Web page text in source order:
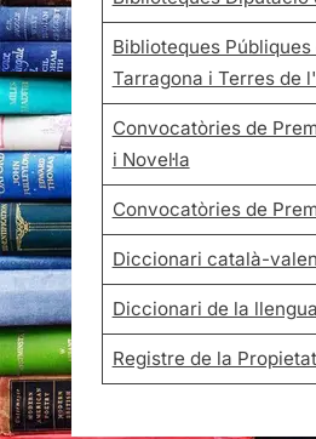
Biblioteques Públiques
Tarragona i Terres de
Convocatòries de
i Novel·la
Convocatòries de
Diccionari català-
Diccionari de la
Registre de la